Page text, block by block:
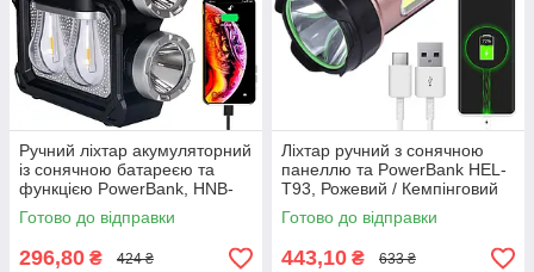
Ручний ліхтар акумуляторний
із сонячною батареєю та
функцією PowerBank, HNB-
7718-2W / Світлодіодний
ліхтар-лампа
Готово до відправки
296,80 ₴ 424 ₴
Ліхтар ручний з сонячною
панеллю та PowerBank HEL-
T93, Рожевий / Кемпінговий
переносний ліхтар на
акумуляторі
Готово до відправки
443,10 ₴ 633 ₴